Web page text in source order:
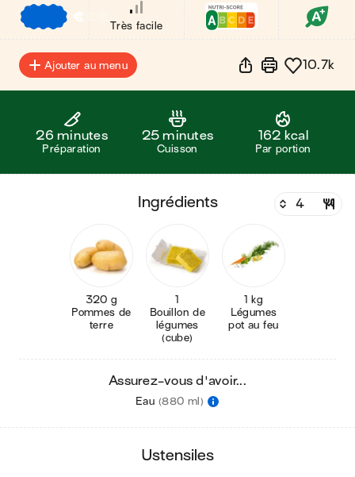
€
Très facile
Ajouter au menu 10.7k
26 minutes
Préparation
25 minutes
Cuisson
162 kcal
Par portion
ingrédients
320 g
Pommes de
terre
1
Bouillon de
légumes
(cube)
1 kg
Légumes
pot au feu
Assurez-vous d'avoir...
Eau (880 ml)
ustensiles